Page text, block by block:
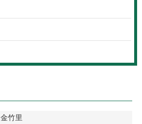
金竹里